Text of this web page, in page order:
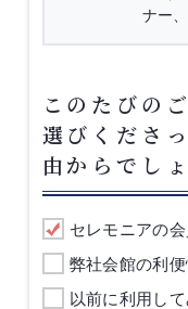
ナー
このたびの
選びくださ
由からでし
セレモニアの
弊社会館の利便
以前に利用して